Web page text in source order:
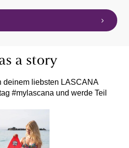
a story
deinem liebsten LASCANA
#mylascana und werde Teil